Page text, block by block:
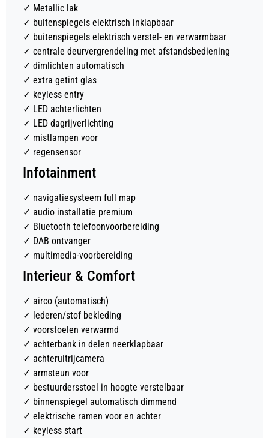
✓ Metallic lak
✓ buitenspiegels elektrisch inklapbaar
✓ buitenspiegels elektrisch verstel- en verwarmbaar
✓ centrale deurvergrendeling met afstandsbediening
✓ dimlichten automatisch
✓ extra getint glas
✓ keyless entry
✓ LED achterlichten
✓ LED dagrijverlichting
✓ mistlampen voor
✓ regensensor
Infotainment
✓ navigatiesysteem full map
✓ audio installatie premium
✓ Bluetooth telefoonvoorbereiding
✓ DAB ontvanger
✓ multimedia-voorbereiding
Interieur & Comfort
✓ airco (automatisch)
✓ lederen/stof bekleding
✓ voorstoelen verwarmd
✓ achterbank in delen neerklapbaar
✓ achteruitrijcamera
✓ armsteun voor
✓ bestuurdersstoel in hoogte verstelbaar
✓ binnenspiegel automatisch dimmend
✓ elektrische ramen voor en achter
✓ keyless start